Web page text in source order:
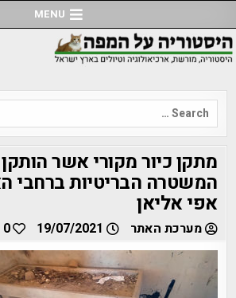
to
content
MENU
Search
for:
מתקן כיור מקורי אשר
המשטרה הבריטיות ברחבי
אפי אליאן
מערכת האתר 0